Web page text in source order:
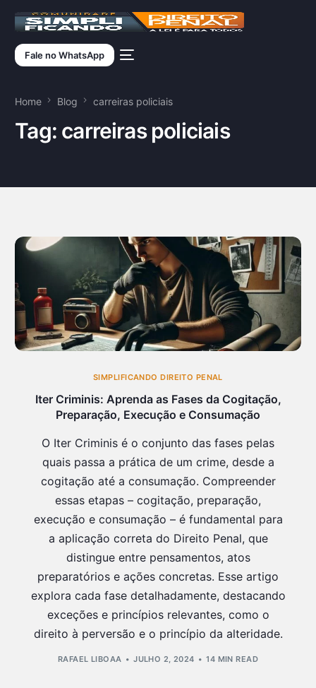
Fale no WhatsApp
Home Blog carreiras policiais
Tag: carreiras policiais
SIMPLIFICANDO DIREITO PENAL
Iter Criminis: Aprenda as Fases da Cogitação,
Preparação, Execução e Consumação
O Iter Criminis é o conjunto das fases pelas
quais passa a prática de um crime, desde a
cogitação até a consumação. Compreender
essas etapas – cogitação, preparação,
execução e consumação – é fundamental para
a aplicação correta do Direito Penal, que
distingue entre pensamentos, atos
preparatórios e ações concretas. Esse artigo
explora cada fase detalhadamente, destacando
exceções e princípios relevantes, como o
direito à perversão e o princípio da alteridade.
RAFAEL LIBOAA JULHO 2, 2024 14 MIN READ